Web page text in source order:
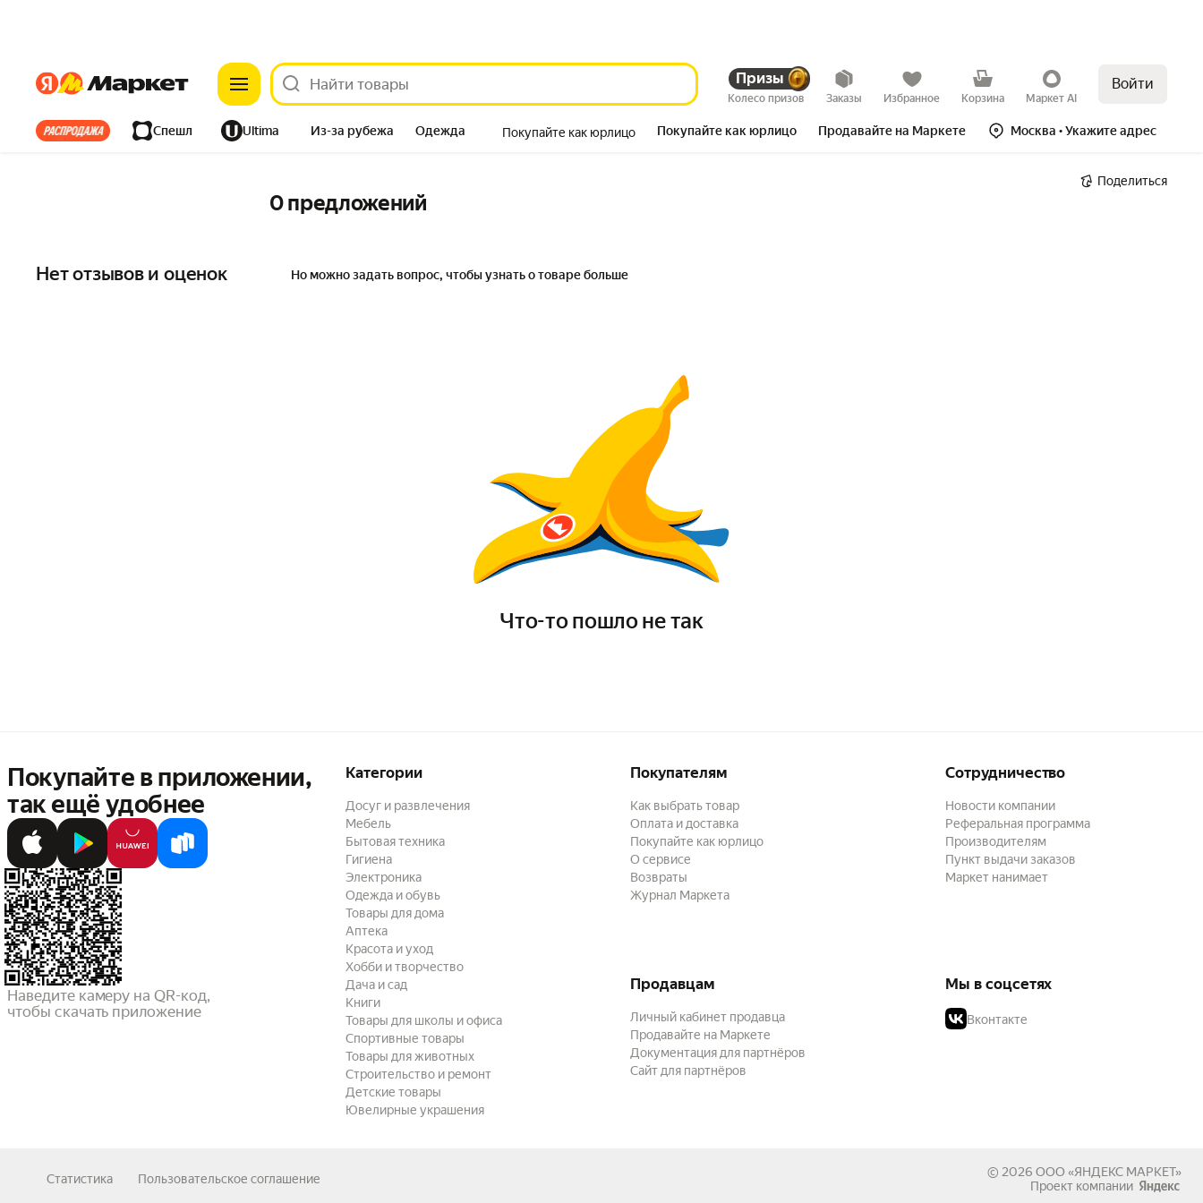
ЯндексЯндекс Призы
Колесо призов Заказы Избранное Корзина Маркет AI
Войти
Все хиты Спешл Ultima Из-за рубежа Одежда Покупайте как юрлицо Покупайте как юрлицо Продавайте на Маркете Москва • Укажите адрес
Поделиться
0 предложений
Нет отзывов и оценок Но можно задать вопрос, чтобы узнать о товаре больше
Что-то пошло не так
Покупайте в приложении,
так ещё удобнее
Наведите камеру на QR-код,
чтобы скачать приложение
Категории
Досуг и развлечения
Мебель
Бытовая техника
Гигиена
Электроника
Одежда и обувь
Товары для дома
Аптека
Красота и уход
Хобби и творчество
Дача и сад
Книги
Товары для школы и офиса
Спортивные товары
Товары для животных
Строительство и ремонт
Детские товары
Ювелирные украшения
Покупателям
Как выбрать товар
Оплата и доставка
Покупайте как юрлицо
О сервисе
Возвраты
Журнал Маркета
Сотрудничество
Новости компании
Реферальная программа
Производителям
Пункт выдачи заказов
Маркет нанимает
Продавцам
Личный кабинет продавца
Продавайте на Маркете
Документация для партнёров
Сайт для партнёров
Мы в соцсетях
Вконтакте
Статистика Пользовательское соглашение © 2026 ООО «ЯНДЕКС МАРКЕТ»
Проект компании